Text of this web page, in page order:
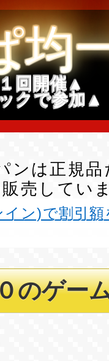
均
回開催▲
クで参加▲
ンは正規
売してい
ン)で割引